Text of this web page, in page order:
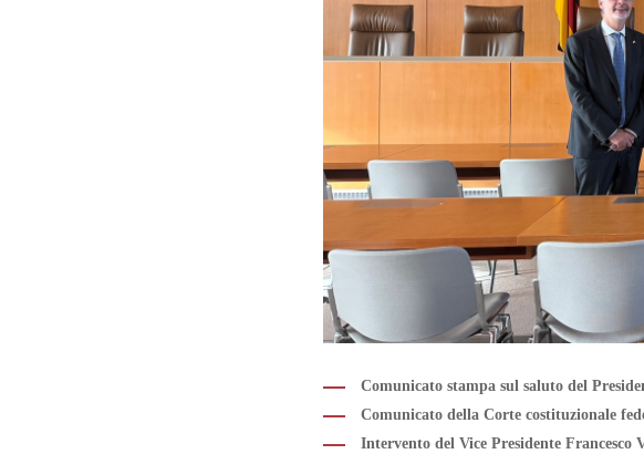
Comunicato stampa sul saluto del
Comunicato della Corte costituzionale
Intervento del Vice Presidente Francesco